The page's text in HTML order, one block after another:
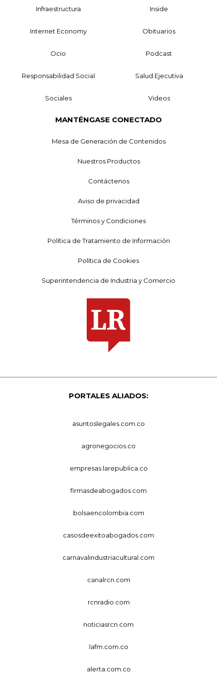
Infraestructura Inside
Internet Economy Obituarios
Ocio Podcast
Responsabilidad Social Salud Ejecutiva
Sociales Videos
MANTÉNGASE CONECTADO
Mesa de Generación de Contenidos
Nuestros Productos
Contáctenos
Aviso de privacidad
Términos y Condiciones
Política de Tratamiento de Información
Política de Cookies
Superintendencia de Industria y Comercio
PORTALES ALIADOS:
asuntoslegales.com.co
agronegocios.co
empresas.larepublica.co
firmasdeabogados.com
bolsaencolombia.com
casosdeexitoabogados.com
carnavalindustriacultural.com
canalrcn.com
rcnradio.com
noticiasrcn.com
lafm.com.co
alerta.com.co